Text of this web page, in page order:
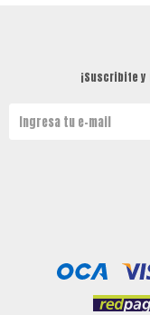
¡Suscribite